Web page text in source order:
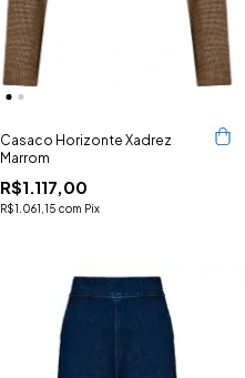
Casaco Horizonte Xadrez
Marrom
R$1.117,00
R$1.061,15 com Pix